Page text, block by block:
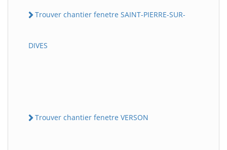
Trouver chantier fenetre SAINT-PIERRE-SUR-
DIVES
Trouver chantier fenetre VERSON